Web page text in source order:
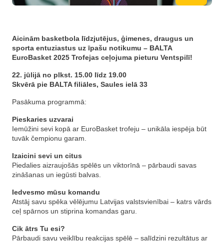
Aicinām basketbola līdzjutējus, ģimenes, draugus un
sporta entuziastus uz īpašu notikumu – BALTA
EuroBasket 2025 Trofejas ceļojuma pieturu Ventspilī!
22. jūlijā no plkst. 15.00 līdz 19.00
Skvērā pie BALTA filiāles, Saules ielā 33
Pasākuma programmā:
Pieskaries uzvarai
Iemūžini sevi kopā ar EuroBasket trofeju – unikāla iespēja būt
tuvāk čempionu garam.
Izaicini sevi un citus
Piedalies aizraujošās spēlēs un viktorīnā – pārbaudi savas
zināšanas un iegūsti balvas.
Iedvesmo mūsu komandu
Atstāj savu spēka vēlējumu Latvijas valstsvienībai – katrs vārds
ceļ spārnos un stiprina komandas garu.
Cik ātrs Tu esi?
Pārbaudi savu veiklību reakcijas spēlē – salīdzini rezultātus ar